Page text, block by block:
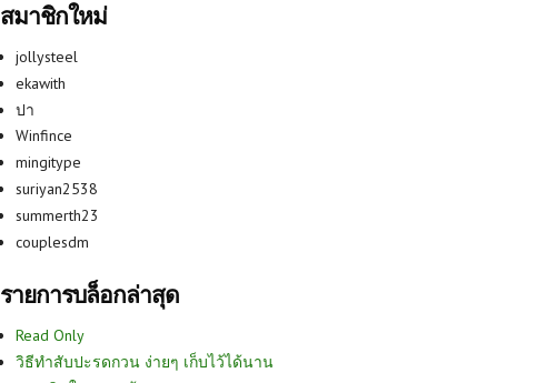
สมาชิกใหม่
jollysteel
ekawith
ปา
Winfince
mingitype
suriyan2538
summerth23
couplesdm
รายการบล็อกล่าสุด
Read Only
วิธีทำสับปะรดกวน ง่ายๆ เก็บไว้ได้นาน